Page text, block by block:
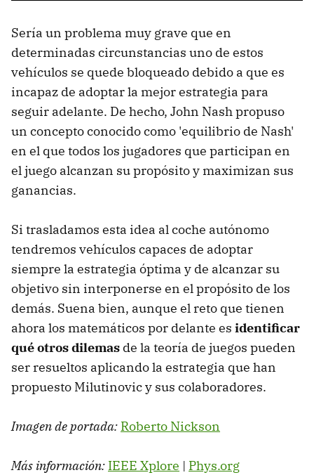
Sería un problema muy grave que en
determinadas circunstancias uno de estos
vehículos se quede bloqueado debido a que es
incapaz de adoptar la mejor estrategia para
seguir adelante. De hecho, John Nash propuso
un concepto conocido como 'equilibrio de Nash'
en el que todos los jugadores que participan en
el juego alcanzan su propósito y maximizan sus
ganancias.
Si trasladamos esta idea al coche autónomo
tendremos vehículos capaces de adoptar
siempre la estrategia óptima y de alcanzar su
objetivo sin interponerse en el propósito de los
demás. Suena bien, aunque el reto que tienen
ahora los matemáticos por delante es identificar
qué otros dilemas de la teoría de juegos pueden
ser resueltos aplicando la estrategia que han
propuesto Milutinovic y sus colaboradores.
Imagen de portada: Roberto Nickson
Más información: IEEE Xplore | Phys.org